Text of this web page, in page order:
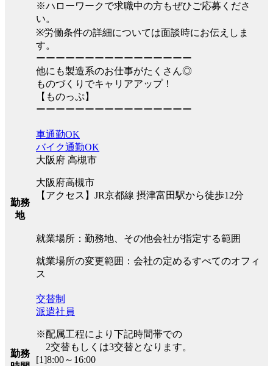
※ハローワークで求職中の方もぜひご応募くださ
い。
※労働条件の詳細については面談時にお伝えしま
す。
ーーーーーーーーーーーーーーーー
他にも製造系のお仕事がたくさん◎
ものづくりでキャリアアップ！
【ものっぷ】
ーーーーーーーーーーーーーーーー
勤務
地
車通勤OK
バイク通勤OK
大阪府 高槻市
大阪府高槻市
【アクセス】JR京都線 摂津富田駅から徒歩12分
就業場所：勤務地、その他会社が指定する範囲
就業場所の変更範囲：会社の定めるすべてのオフィ
ス
勤務
交替制
派遣社員
※配属工程により下記時間帯での
2交替もしくは3交替となります。
[1]8:00～16:00